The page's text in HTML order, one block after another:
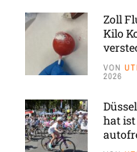
Zoll
Kilo
VON
2026
hat